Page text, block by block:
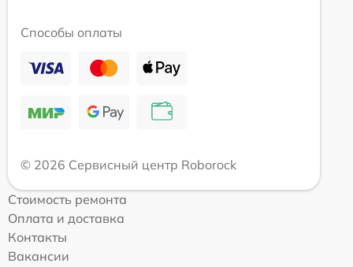
Способы оплаты
© 2026 Сервисный центр Roborock
Стоимость ремонта
Оплата и доставка
Контакты
Вакансии